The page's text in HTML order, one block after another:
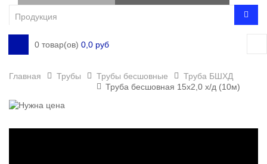
0 товар(ов) 0,0 руб
Главная Трубы Трубы бесшовные
Труба БШХД
Труба бесшовная 15х2,0 х/д (10м)